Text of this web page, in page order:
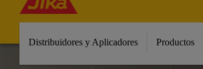
Distribuidores y Aplicadores Productos